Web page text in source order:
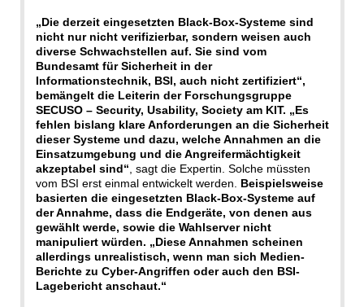
„Die derzeit eingesetzten Black-Box-Systeme sind
nicht nur nicht verifizierbar, sondern weisen auch
diverse Schwachstellen auf. Sie sind vom
Bundesamt für Sicherheit in der
Informationstechnik, BSI, auch nicht zertifiziert“,
bemängelt die Leiterin der Forschungsgruppe
SECUSO – Security, Usability, Society am KIT. „Es
fehlen bislang klare Anforderungen an die Sicherheit
dieser Systeme und dazu, welche Annahmen an die
Einsatzumgebung und die Angreifermächtigkeit
akzeptabel sind“ , sagt die Expertin. Solche müssten
vom BSI erst einmal entwickelt werden. Beispielsweise
basierten die eingesetzten Black-Box-Systeme auf
der Annahme, dass die Endgeräte, von denen aus
gewählt werde, sowie die Wahlserver nicht
manipuliert würden. „Diese Annahmen scheinen
allerdings unrealistisch, wenn man sich Medien-
Berichte zu Cyber-Angriffen oder auch den BSI-
Lagebericht anschaut.“